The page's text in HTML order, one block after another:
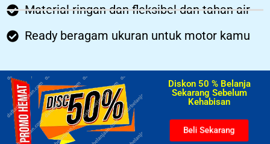
Material ringan dan fleksibel dan tahan air
Ready beragam ukuran untuk motor kamu
Diskon 50 % Belanja
Sekarang Sebelum
Kehabisan​
Beli Sekarang